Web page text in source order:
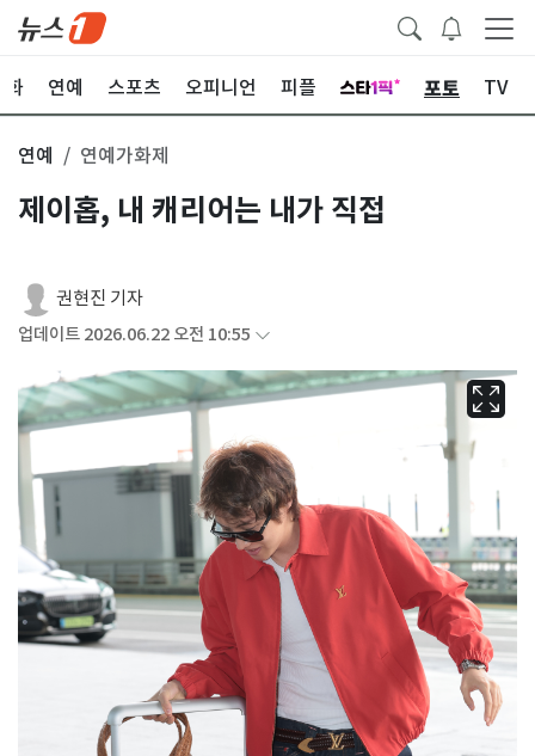
화 연예 스포츠 오피니언 피플 포토 TV
연예 연예가화제
제이홉, 내 캐리어는 내가 직접
권현진 기자
업데이트 2026.06.22 오전 10:55